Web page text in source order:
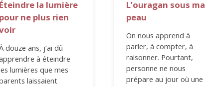
la lumière
ne plus rien
douze ans, j’ai dû
à éteindre
lumières que mes
laissaient
L’ouragan sous ma
peau
On nous apprend à
parler, à compter, à
raisonner. Pourtant,
personne ne nous
prépare au jour où une